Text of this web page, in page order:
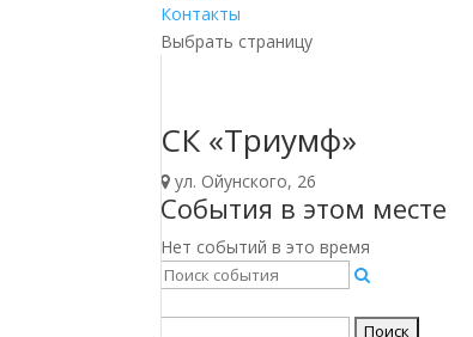
Контакты
Выбрать страницу
СК «Триумф»
ул. Ойунского, 26
События в этом месте
Нет событий в это время